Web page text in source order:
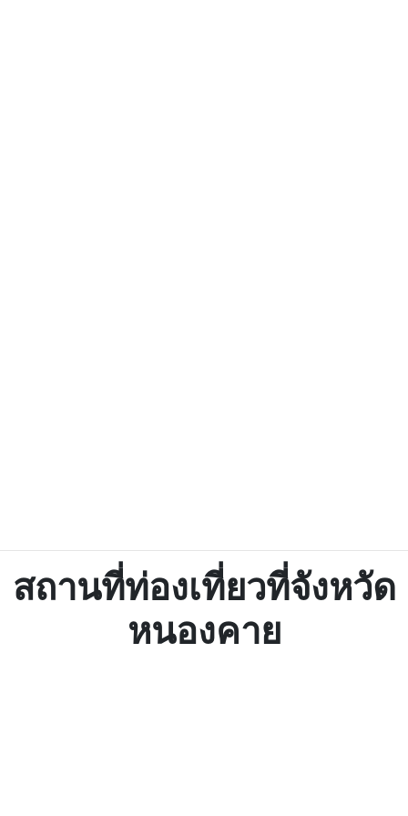
สถานที่ท่องเที่ยวที่จังหวัด
หนองคาย